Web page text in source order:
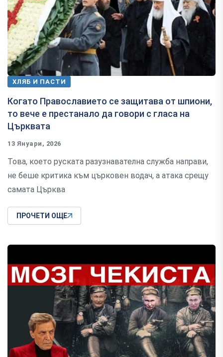
ХЛЯБ И ПАСТИ
Когато Православието се защитава от шпиони,
то вече е престанало да говори с гласа на
Църквата
13 Януари, 2026
Това, което руската разузнавателна служба направи,
не беше критика към църковен водач, а атака срещу
самата Църква
ПРОЧЕТИ ОЩЕ